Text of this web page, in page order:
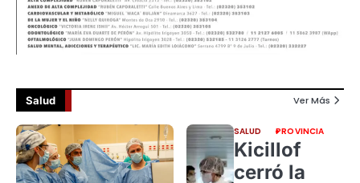
Salud Ver Más
SALUD PROVINCIA
Kicillof
cerró la